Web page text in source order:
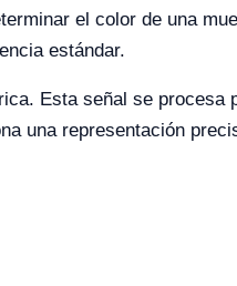
el color de una
estándar.
Esta señal se procesa
una representación